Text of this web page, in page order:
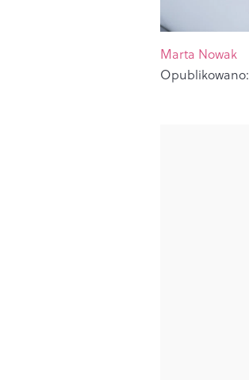
Marta Nowak
Opublikowano: